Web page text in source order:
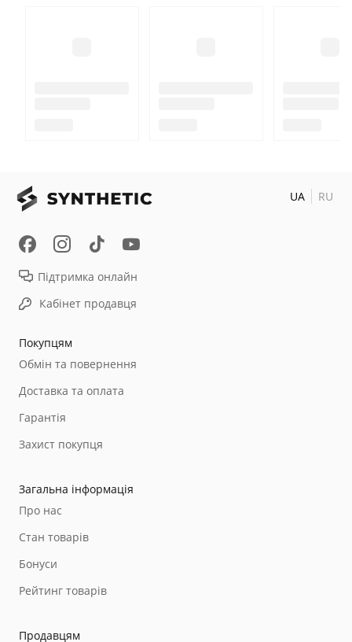
Покупцям
Обмін та повернення
Доставка та оплата
Гарантія
Захист покупця
Загальна інформація
Про нас
Стан товарів
Бонуси
Рейтинг товарів
Продавцям
Підтримка онлайн
Кабінет продавця
UA RU